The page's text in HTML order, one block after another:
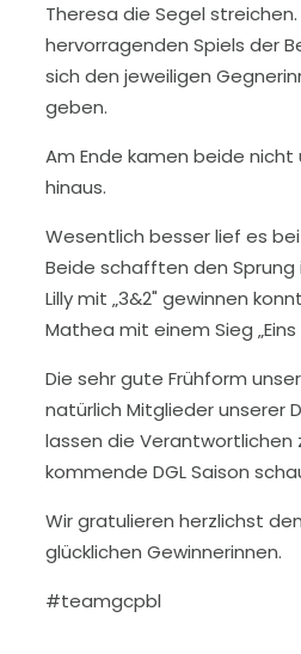
Theresa die Segel
hervorragenden Spiels der
sich den jeweiligen
geben.
Am Ende kamen beide nicht
hinaus.
Wesentlich besser lief es
Beide schafften den Sprung
Lilly mit „3&2" gewinnen
Mathea mit einem Sieg
Die sehr gute Frühform
natürlich Mitglieder unserer
lassen die Verantwortlichen
kommende DGL Saison
Wir gratulieren herzlichst den
glücklichen Gewinnerinnen.
#teamgcpbl